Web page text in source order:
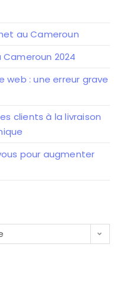
au Cameroun
2024
web : une erreur grave
clients à la livraison
pour augmenter